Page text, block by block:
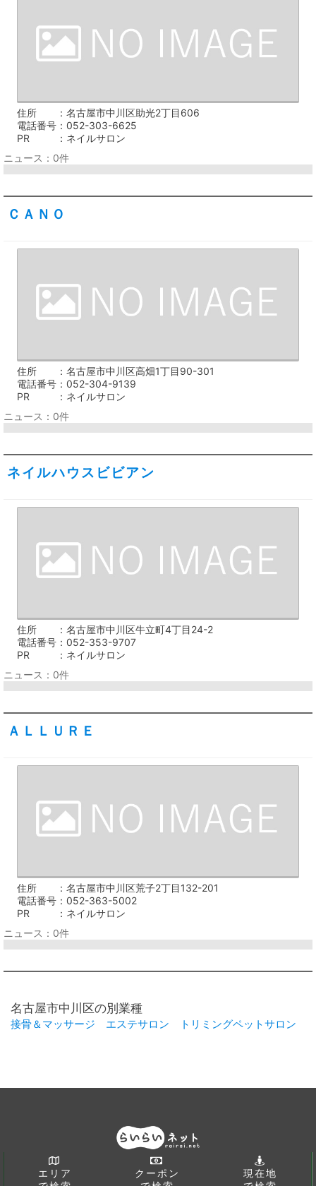
住所
名古屋市中川区助光2丁目606
電話番号
052-303-6625
PR
ネイルサロン
ニュース：0件
ＣＡＮＯ
住所
名古屋市中川区高畑1丁目90-301
電話番号
052-304-9139
PR
ネイルサロン
ニュース：0件
ネイルハウスビビアン
住所
名古屋市中川区牛立町4丁目24-2
電話番号
052-353-9707
PR
ネイルサロン
ニュース：0件
ＡＬＬＵＲＥ
住所
名古屋市中川区荒子2丁目132-201
電話番号
052-363-5002
PR
ネイルサロン
ニュース：0件
名古屋市中川区の別業種
接骨＆マッサージ エステサロン トリミングペットサロン
エリア
クーポン
現在地